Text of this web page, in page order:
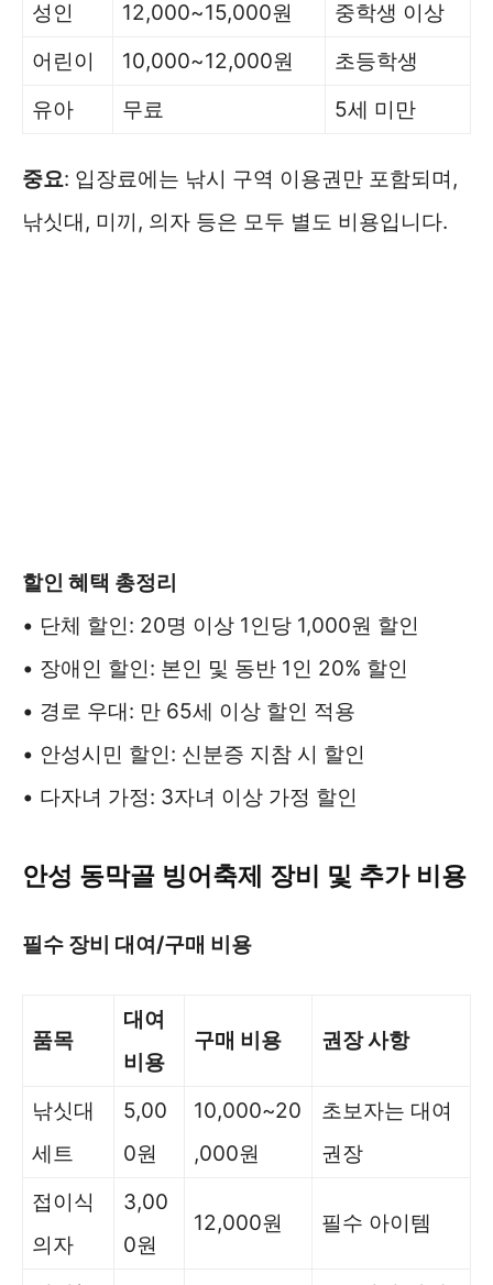
성인
12,000~15,000원
중학생 이상
어린이
10,000~12,000원
초등학생
유아
무료 5세 미만
중요: 입장료에는 낚시 구역 이용권만 포함되며,
낚싯대, 미끼, 의자 등은 모두 별도 비용입니다.
할인 혜택 총정리
• 단체 할인: 20명 이상 1인당 1,000원 할인
• 장애인 할인: 본인 및 동반 1인 20% 할인
• 경로 우대: 만 65세 이상 할인 적용
• 안성시민 할인: 신분증 지참 시 할인
• 다자녀 가정: 3자녀 이상 가정 할인
안성 동막골 빙어축제 장비 및 추가 비용
필수 장비 대여/구매 비용
품목
대여
비용
구매 비용 권장 사항
낚싯대
세트
5,00
0원
10,000~20
,000원
초보자는 대여
권장
접이식
의자
3,00
0원
12,000원 필수 아이템